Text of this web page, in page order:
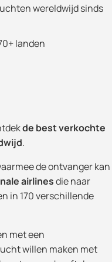
wereldwijd sinds
landen
de best verkochte
.
de ontvanger kan
airlinesdie naar
in 170 verschillende
met een
willen maken met